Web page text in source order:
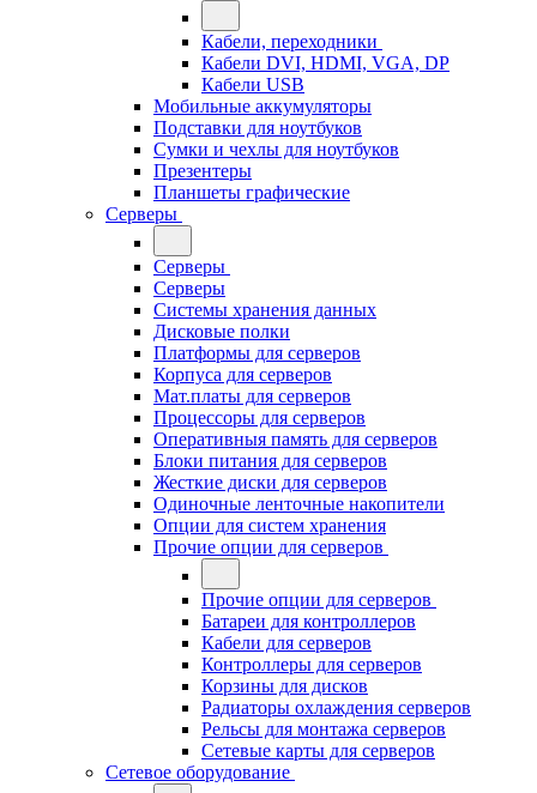
Кабели, переходники
Кабели DVI, HDMI, VGA, DP
Кабели USB
Мобильные аккумуляторы
Подставки для ноутбуков
Сумки и чехлы для ноутбуков
Презентеры
Планшеты графические
Серверы
Серверы
Серверы
Системы хранения данных
Дисковые полки
Платформы для серверов
Корпуса для серверов
Мат.платы для серверов
Процессоры для серверов
Оперативныя память для серверов
Блоки питания для серверов
Жесткие диски для серверов
Одиночные ленточные накопители
Опции для систем хранения
Прочие опции для серверов
Прочие опции для серверов
Батареи для контроллеров
Кабели для серверов
Контроллеры для серверов
Корзины для дисков
Радиаторы охлаждения серверов
Рельсы для монтажа серверов
Сетевые карты для серверов
Сетевое оборудование